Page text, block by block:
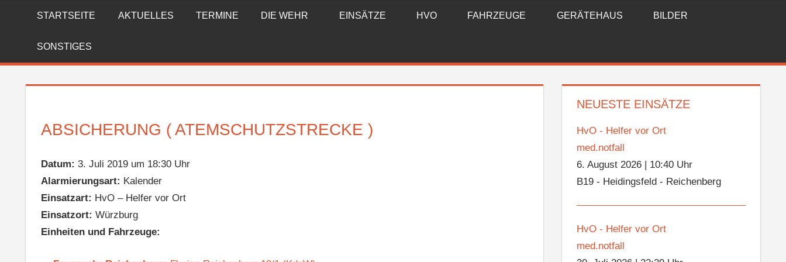
FREIWILLIGE
FEUERWEHR
REICHENBERG
STARTSEITE AKTUELLES TERMINE DIE WEHR EINSÄTZE HVO FAHRZEUGE GERÄTEHAUS BILDER
SONSTIGES
ABSICHERUNG ( ATEMSCHUTZSTRECKE )
Datum: 3. Juli 2019 um 18:30 Uhr
Alarmierungsart: Kalender
Einsatzart: HvO – Helfer vor Ort
Einsatzort: Würzburg
Einheiten und Fahrzeuge:
NEUESTE EINSÄTZE
HvO - Helfer vor Ort
med.notfall
6. August 2026
10:40 Uhr
B19 - Heidingsfeld - Reichenberg
HvO - Helfer vor Ort
med.notfall